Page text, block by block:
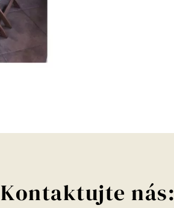
Kontaktujte nás: